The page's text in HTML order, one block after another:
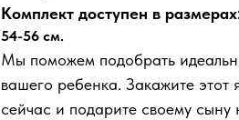
Комплект доступен в
54-56 см.
Мы поможем подобрать
вашего ребенка. Закажите этот
сейчас и подарите своему